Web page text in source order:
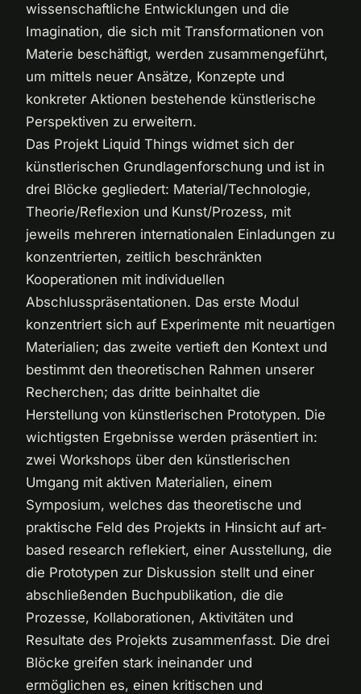
wissenschaftliche Entwicklungen und die
Imagination, die sich mit Transformationen von
Materie beschäftigt, werden zusammengeführt,
um mittels neuer Ansätze, Konzepte und
konkreter Aktionen bestehende künstlerische
Perspektiven zu erweitern.
Das Projekt Liquid Things widmet sich der
künstlerischen Grundlagenforschung und ist in
drei Blöcke gegliedert: Material/Technologie,
Theorie/Reflexion und Kunst/Prozess, mit
jeweils mehreren internationalen Einladungen zu
konzentrierten, zeitlich beschränkten
Kooperationen mit individuellen
Abschlusspräsentationen. Das erste Modul
konzentriert sich auf Experimente mit neuartigen
Materialien; das zweite vertieft den Kontext und
bestimmt den theoretischen Rahmen unserer
Recherchen; das dritte beinhaltet die
Herstellung von künstlerischen Prototypen. Die
wichtigsten Ergebnisse werden präsentiert in:
zwei Workshops über den künstlerischen
Umgang mit aktiven Materialien, einem
Symposium, welches das theoretische und
praktische Feld des Projekts in Hinsicht auf art-
based research reflekiert, einer Ausstellung, die
die Prototypen zur Diskussion stellt und einer
abschließenden Buchpublikation, die die
Prozesse, Kollaborationen, Aktivitäten und
Resultate des Projekts zusammenfasst. Die drei
Blöcke greifen stark ineinander und
ermöglichen es, einen kritischen und